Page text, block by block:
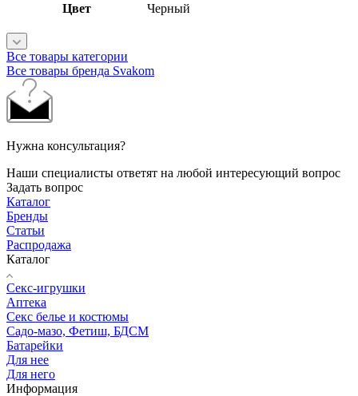
Цвет
Черный
Все товары категории
Все товары бренда Svakom
Нужна консультация?
Наши специалисты ответят на любой интересующий вопрос
Задать вопрос
Каталог
Бренды
Статьи
Распродажа
Каталог
Секс-игрушки
Аптека
Секс белье и костюмы
Садо-мазо, Фетиш, БДСМ
Батарейки
Для нее
Для него
Информация